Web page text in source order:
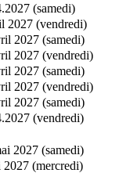
(samedi)
2027 (vendredi)
2027 (samedi)
2027 (vendredi)
2027 (samedi)
2027 (vendredi)
2027 (samedi)
(vendredi)
2027 (samedi)
2027 (mercredi)